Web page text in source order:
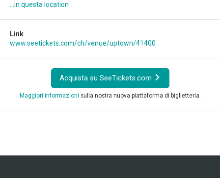
...in questa location
Link
www.seetickets.com/ch/venue/uptown/41400
Acquista su SeeTickets.com
Maggiori informazioni sulla nostra nuova piattaforma di biglietteria.